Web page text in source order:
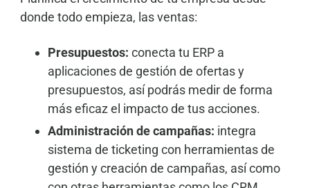
donde todo empieza, las ventas:
Presupuestos: conecta tu ERP a
aplicaciones de gestión de ofertas y
presupuestos, así podrás medir de forma
más eficaz el impacto de tus acciones.
Administración de campañas: integra
sistema de ticketing con herramientas de
gestión y creación de campañas, así como